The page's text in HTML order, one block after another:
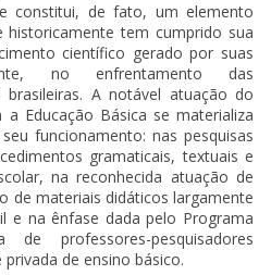
constitui, de fato, um elemento
tem cumprido sua
científico gerado por suas
no enfrentamento das
brasileiras. A notável atuação do
Educação Básica se materializa
funcionamento: nas pesquisas
gramaticais, textuais e
na reconhecida atuação de
de materiais didáticos largamente
e na ênfase dada pelo Programa
professores-pesquisadores
de ensino básico.